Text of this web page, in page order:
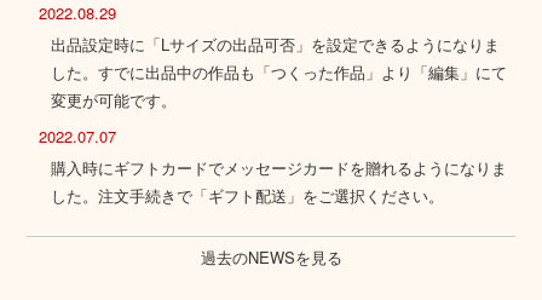
2022.08.29
出品設定時に「Lサイズの出品可否」を設定できるようになりま
した。すでに出品中の作品も「つくった作品」より「編集」にて
変更が可能です。
2022.07.07
購入時にギフトカードでメッセージカードを贈れるようになりま
した。注文手続きで「ギフト配送」をご選択ください。
過去のNEWSを見る